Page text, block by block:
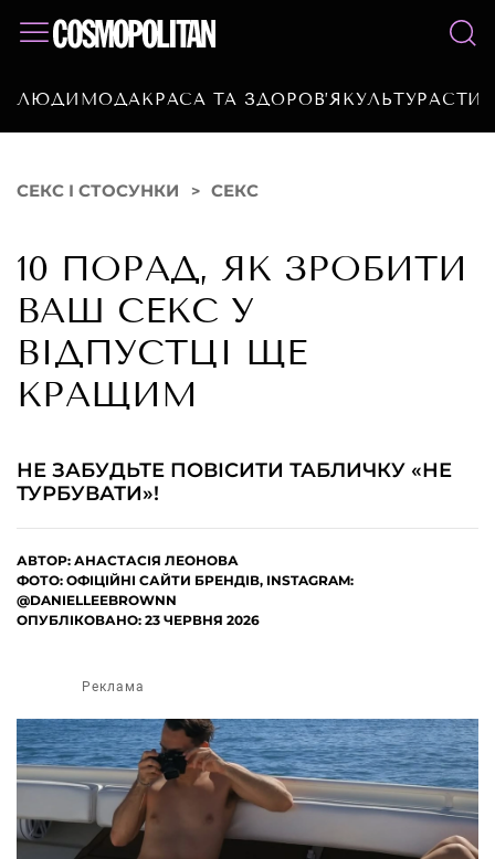
ЛЮДИ МОДАКРАСА ТА ЗДОРОВ’Я КУЛЬТУРА
СЕКС І СТОСУНКИ СЕКС
10 ПОРАД, ЯК ЗРОБИТИ
ВАШ СЕКС У
ВІДПУСТЦІ ЩЕ
КРАЩИМ
НЕ ЗАБУДЬТЕ ПОВІСИТИ ТАБЛИЧКУ «НЕ
ТУРБУВАТИ»!
АВТОР: АНАСТАСІЯ ЛЕОНОВА
ФОТО: ОФІЦІЙНІ САЙТИ БРЕНДІВ, INSTAGRAM:
@DANIELLEEBROWNN
ОПУБЛІКОВАНО: 23 ЧЕРВНЯ 2026
Реклама